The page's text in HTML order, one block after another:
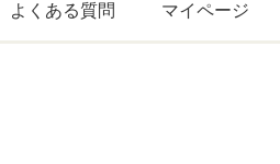
よくある質問 マイページ